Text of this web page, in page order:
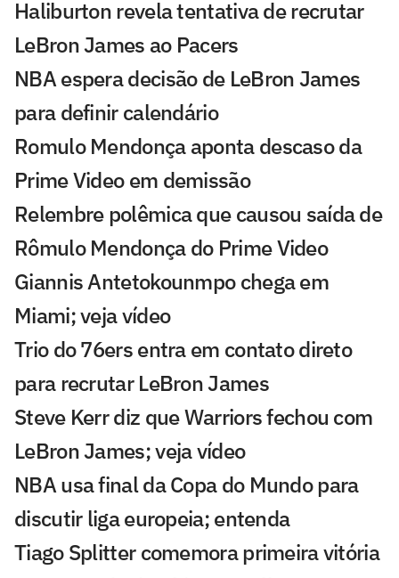
Haliburton revela tentativa de recrutar
LeBron James ao Pacers
NBA espera decisão de LeBron James
para definir calendário
Romulo Mendonça aponta descaso da
Prime Video em demissão
Relembre polêmica que causou saída de
Rômulo Mendonça do Prime Video
Giannis Antetokounmpo chega em
Miami; veja vídeo
Trio do 76ers entra em contato direto
para recrutar LeBron James
Steve Kerr diz que Warriors fechou com
LeBron James; veja vídeo
NBA usa final da Copa do Mundo para
discutir liga europeia; entenda
Tiago Splitter comemora primeira vitória